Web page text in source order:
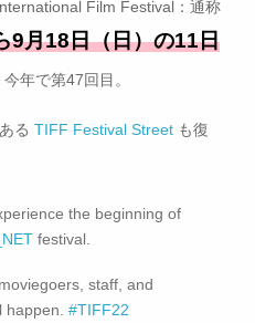
Film Festival：通称
9月18日（日）の11日
年で第47回目。
る TIFF Festival Street も復
the beginning of
festival.
staff, and
happen. #TIFF22